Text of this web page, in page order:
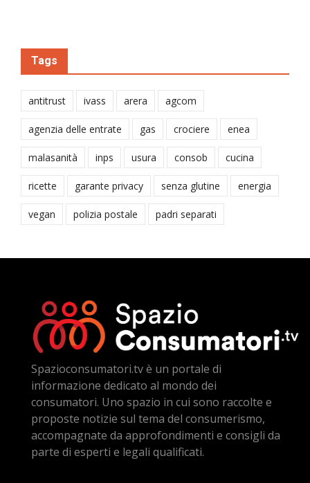
Tags
antitrust ivass arera agcom
agenzia delle entrate gas crociere enea
malasanità inps usura consob cucina
ricette garante privacy senza glutine energia
vegan polizia postale padri separati
Spazioconsumatori.tv è un portale di
informazione dedicato al mondo dei
consumatori. Uno spazio in cui sono raccolte e
proposte notizie sul tema del consumerismo,
accompagnate da approfondimenti e consigli da
parte di esperti e legali qualificati.